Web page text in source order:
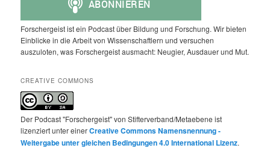
Forschergeist ist ein Podcast über Bildung und Forschung. Wir bieten
Einblicke in die Arbeit von Wissenschaftlern und versuchen
auszuloten, was Forschergeist ausmacht: Neugier, Ausdauer und Mut.
CREATIVE COMMONS
Der Podcast "Forschergeist" von Stifterverband/Metaebene ist
lizenziert unter einerCreative Commons Namensnennung -
Weitergabe unter gleichen Bedingungen 4.0 International Lizenz.